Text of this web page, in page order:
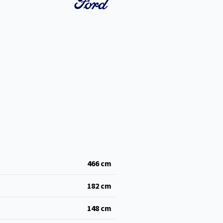
466cm
182 cm
148 cm